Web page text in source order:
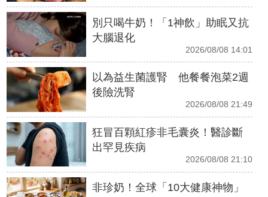
別只喝牛奶！「1神飲」助眠又抗
大腦退化
2026/08/08 14:01
以為益生菌護腎 他餐餐泡菜2週
後險洗腎
2026/08/08 21:49
狂冒百顆紅疹非毛囊炎！醫診斷
出罕見疾病
2026/08/08 21:10
非珍奶！全球「10大健康神物」